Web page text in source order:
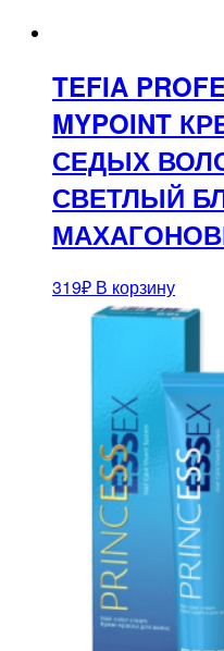
TEFIA
MYPOINT
СЕДЫХ
СВЕТЛЫЙ
319₽ В корзину